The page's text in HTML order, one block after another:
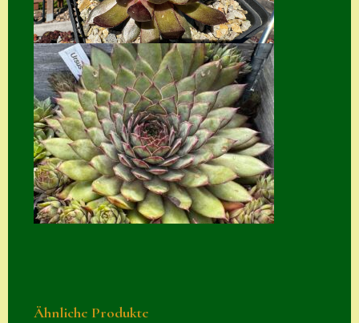
Kontakt
Mein Konto
Naturformen
S. x nixonii
Semps die ich
suche
Semps von A – Z
Shop
Ähnliche Produkte